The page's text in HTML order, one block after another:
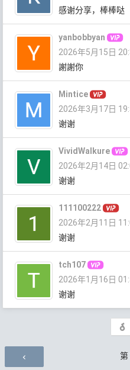
感谢分享，棒棒哒
yanbobbyan
2026年5月15日
謝謝你
Mintice
2026年3月17日
谢谢
VividWalkure
2026年2月14日
谢谢
111100222
2026年2月11日
谢谢
tch107
2026年1月16日
谢谢
评论导航 第